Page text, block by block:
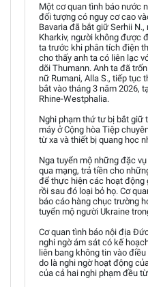
Một cơ quan tình báo nước
đối tượng có nguy cơ cao
Bavaria đã bắt giữ Serhii
Kharkiv, người không được
ta trước khi phân tích điện
cho thấy anh ta có liên lạc
dõi Thumann. Anh ta đã
nữ Rumani, Alla S., tiếp tục
bắt vào tháng 3 năm 2026,
Rhine-Westphalia.
Nghi phạm thứ tư bị bắt giữ
máy ở Cộng hòa Tiệp
từ xa và thiết bị quang học
Nga tuyển mộ những đặc
qua mạng, trả tiền cho
để thực hiện các hoạt động
rồi sau đó loại bỏ họ. Cơ
báo cáo hàng chục trường
tuyển mộ người Ukraine
Cơ quan tình báo nội địa
nghi ngờ ám sát có kế
liên bang không tin vào
do là nghi ngờ hoạt động
của cả hai nghi phạm đều